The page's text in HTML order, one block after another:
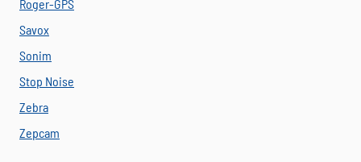
Roger-GPS
Savox
Sonim
Stop Noise
Zebra
Zepcam